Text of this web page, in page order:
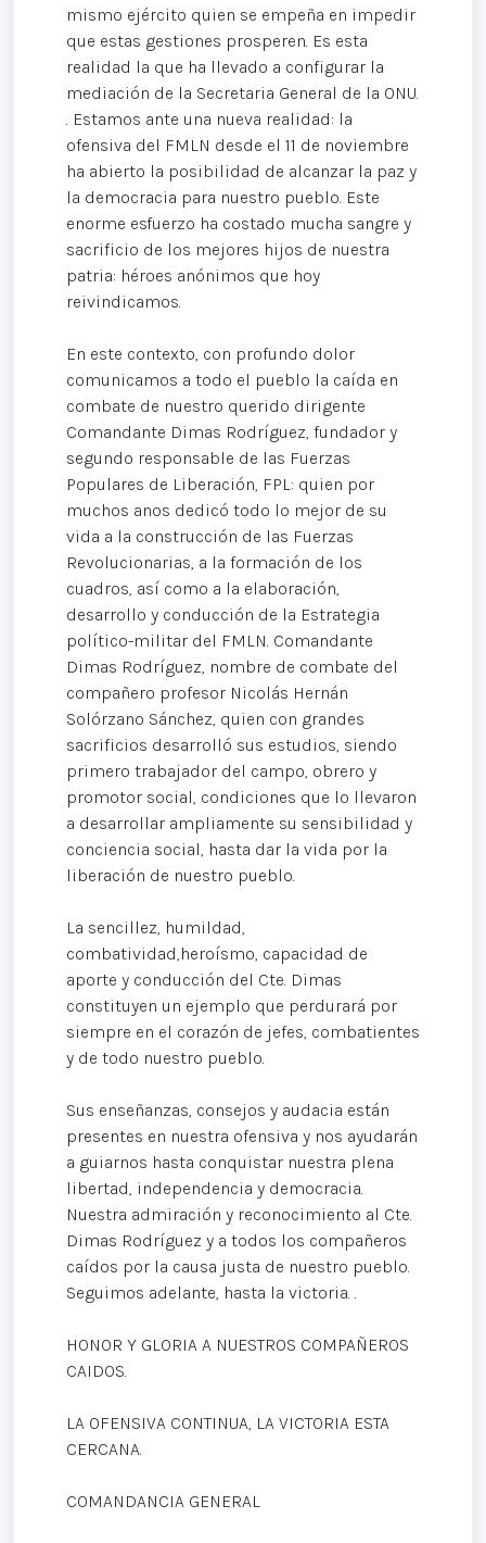
mismo ejército quien se empeña en impedir
que estas gestiones prosperen. Es esta
realidad la que ha llevado a configurar la
mediación de la Secretaria General de la ONU.
. Estamos ante una nueva realidad: la
ofensiva del FMLN desde el 11 de noviembre
ha abierto la posibilidad de alcanzar la paz y
la democracia para nuestro pueblo. Este
enorme esfuerzo ha costado mucha sangre y
sacrificio de los mejores hijos de nuestra
patria: héroes anónimos que hoy
reivindicamos.
En este contexto, con profundo dolor
comunicamos a todo el pueblo la caída en
combate de nuestro querido dirigente
Comandante Dimas Rodríguez, fundador y
segundo responsable de las Fuerzas
Populares de Liberación, FPL: quien por
muchos anos dedicó todo lo mejor de su
vida a la construcción de las Fuerzas
Revolucionarias, a la formación de los
cuadros, así como a la elaboración,
desarrollo y conducción de la Estrategia
político-militar del FMLN. Comandante
Dimas Rodríguez, nombre de combate del
compañero profesor Nicolás Hernán
Solórzano Sánchez, quien con grandes
sacrificios desarrolló sus estudios, siendo
primero trabajador del campo, obrero y
promotor social, condiciones que lo llevaron
a desarrollar ampliamente su sensibilidad y
conciencia social, hasta dar la vida por la
liberación de nuestro pueblo.
La sencillez, humildad,
combatividad,heroísmo, capacidad de
aporte y conducción del Cte. Dimas
constituyen un ejemplo que perdurará por
siempre en el corazón de jefes, combatientes
y de todo nuestro pueblo.
Sus enseñanzas, consejos y audacia están
presentes en nuestra ofensiva y nos ayudarán
a guiarnos hasta conquistar nuestra plena
libertad, independencia y democracia.
Nuestra admiración y reconocimiento al Cte.
Dimas Rodríguez y a todos los compañeros
caídos por la causa justa de nuestro pueblo.
Seguimos adelante, hasta la victoria. .
HONOR Y GLORIA A NUESTROS COMPAÑEROS
CAIDOS.
LA OFENSIVA CONTINUA, LA VICTORIA ESTA
CERCANA.
COMANDANCIA GENERAL